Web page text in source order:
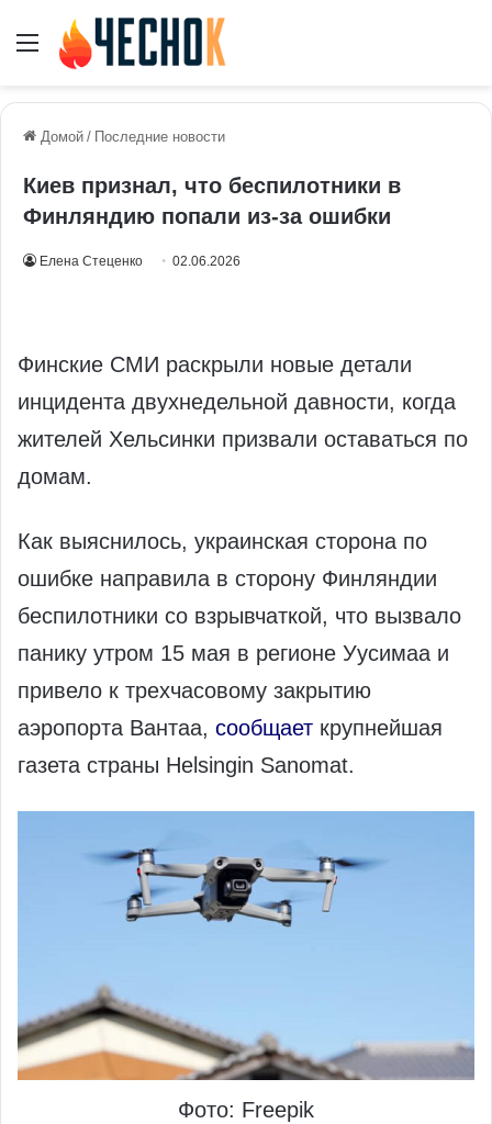
Меню
Домой / Последние новости
Киев признал, что беспилотники в
Финляндию попали из-за ошибки
Елена Стеценко 02.06.2026
Финские СМИ раскрыли новые детали
инцидента двухнедельной давности, когда
жителей Хельсинки призвали оставаться по
домам.
Как выяснилось, украинская сторона по
ошибке направила в сторону Финляндии
беспилотники со взрывчаткой, что вызвало
панику утром 15 мая в регионе Уусимаа и
привело к трехчасовому закрытию
аэропорта Вантаа, сообщает крупнейшая
газета страны Helsingin Sanomat.
Фото: Freepik